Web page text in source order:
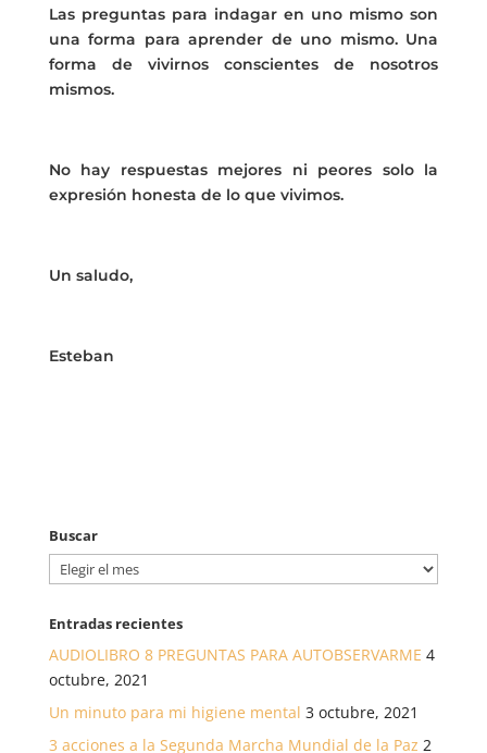
Las preguntas para indagar en uno mismo son
una forma para aprender de uno mismo. Una
forma de vivirnos conscientes de nosotros
mismos.
No hay respuestas mejores ni peores solo la
expresión honesta de lo que vivimos.
Un saludo,
Esteban
Buscar
Buscar
Entradas recientes
AUDIOLIBRO 8 PREGUNTAS PARA AUTOBSERVARME 4
octubre, 2021
Un minuto para mi higiene mental 3 octubre, 2021
3 acciones a la Segunda Marcha Mundial de la Paz 2